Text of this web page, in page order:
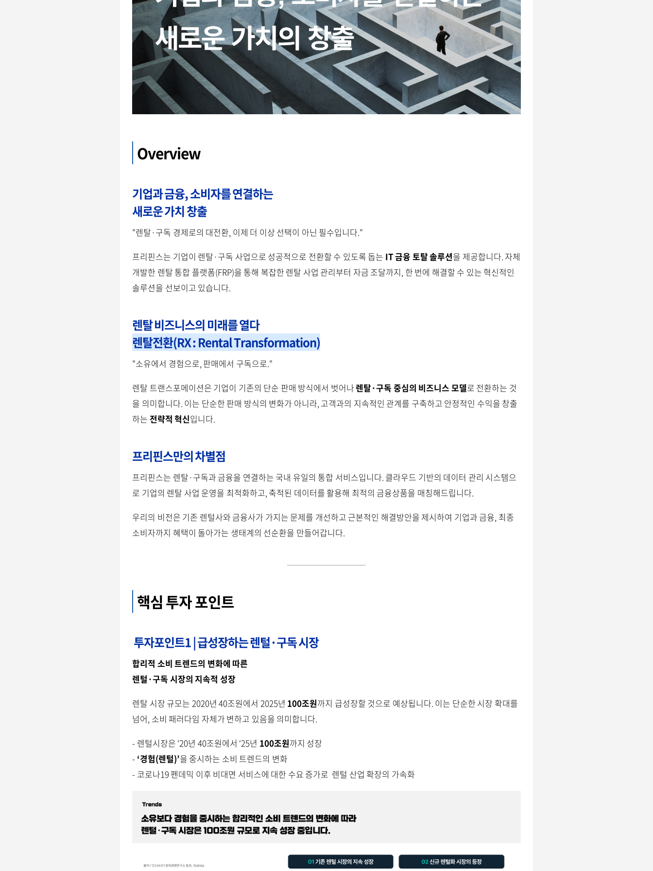
Overview
기업과 금융, 소비자를 연결하는
새로운 가치 창출
"렌탈·구독 경제로의 대전환, 이제 더 이상 선택이 아닌 필수입니다."
프리핀스는 기업이 렌탈·구독 사업으로 성공적으로 전환할 수 있도록 돕는 IT 금융 토탈 솔루션을 제공합니다. 자체
개발한 렌탈 통합 플랫폼(FRP)을 통해 복잡한 렌탈 사업 관리부터 자금 조달까지, 한 번에 해결할 수 있는 혁신적인
솔루션을 선보이고 있습니다.
렌탈 비즈니스의 미래를 열다
렌탈전환(RX : Rental Transformation)
"소유에서 경험으로, 판매에서 구독으로."
렌탈 트랜스포메이션은 기업이 기존의 단순 판매 방식에서 벗어나 렌탈·구독 중심의 비즈니스 모델로 전환하는 것
을 의미합니다. 이는 단순한 판매 방식의 변화가 아니라, 고객과의 지속적인 관계를 구축하고 안정적인 수익을 창출
하는 전략적 혁신입니다.
프리핀스만의 차별점
프리핀스는 렌탈·구독과 금융을 연결하는 국내 유일의 통합 서비스입니다. 클라우드 기반의 데이터 관리 시스템으
로 기업의 렌탈 사업 운영을 최적화하고, 축적된 데이터를 활용해 최적의 금융상품을 매칭해드립니다.
우리의 비전은 기존 렌털사와 금융사가 가지는 문제를 개선하고 근본적인 해결방안을 제시하여 기업과 금융, 최종
소비자까지 혜택이 돌아가는 생태계의 선순환을 만들어갑니다.
핵심 투자 포인트
투자포인트1 | 급성장하는 렌털·구독 시장
합리적 소비 트렌드의 변화에 따른
렌털 ·구독 시장의 지속적 성장
렌탈 시장 규모는 2020년 40조원에서 2025년 100조원까지 급성장할 것으로 예상됩니다. 이는 단순한 시장 확대를
넘어, 소비 패러다임 자체가 변하고 있음을 의미합니다.
- 렌털시장은 ‘20년 40조원에서 ‘25년 100조원까지 성장
- ‘경험(렌털)’을 중시하는 소비 트렌드의 변화
- 코로나19 펜데믹 이후 비대면 서비스에 대한 수요 증가로 렌털 산업 확장의 가속화